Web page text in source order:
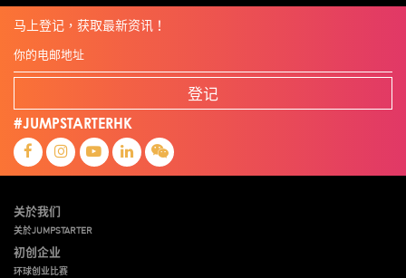
马上登记，获取最新资讯！
登记
#JUMPSTARTERHK
关於我们
关於JUMPSTARTER
初创企业
环球创业比赛